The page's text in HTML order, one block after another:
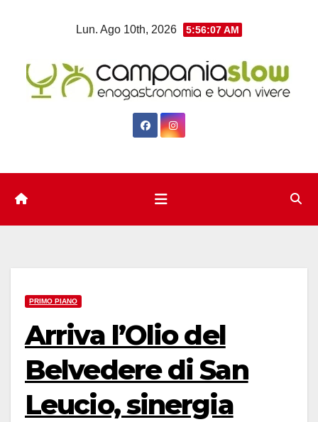
Lun. Ago 10th, 2026 5:56:08 AM
PRIMO PIANO
Arriva l’Olio del
Belvedere di San
Leucio, sinergia